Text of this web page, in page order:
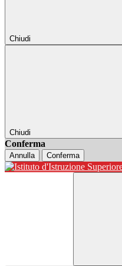
Chiudi
Chiudi
Conferma
Annulla Conferma